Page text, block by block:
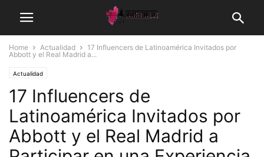
Home Actualidad
17 Influencers de Latinoamérica Invitados por
Abbott y el Real Madrid a...
Actualidad
17 Influencers de
Latinoamérica Invitados por
Abbott y el Real Madrid a